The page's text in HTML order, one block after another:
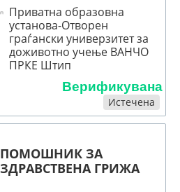
Приватна образовна
установа-Отворен
граѓански универзитет за
доживотно учење ВАНЧО
ПРКЕ Штип
Верификувана
Истечена
ПОМОШНИК ЗА
ЗДРАВСТВЕНА ГРИЖА